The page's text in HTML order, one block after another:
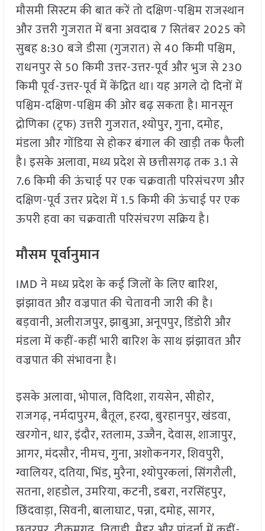
मौसमी सिस्टम की बात करें तो दक्षिण-पश्चिम राजस्थान
और उत्तरी गुजरात में बना अवदाब 7 सितंबर 2025 को
सुबह 8:30 बजे डीसा (गुजरात) से 40 किमी पश्चिम,
राधनपुर से 50 किमी उत्तर-उत्तर-पूर्व और भुज से 230
किमी पूर्व-उत्तर-पूर्व में केंद्रित था। यह अगले दो दिनों में
पश्चिम-दक्षिण-पश्चिम की ओर बढ़ सकता है। मानसून
द्रोणिका (ट्रफ) उत्तरी गुजरात, श्योपुर, गुना, दमोह,
मंडला और गोंडिया से होकर बंगाल की खाड़ी तक फैली
है। इसके अलावा, मध्य प्रदेश से छत्तीसगढ़ तक 3.1 से
7.6 किमी की ऊंचाई पर एक चक्रवाती परिसंचरण और
दक्षिण-पूर्व उत्तर प्रदेश में 1.5 किमी की ऊंचाई पर एक
ऊपरी हवा का चक्रवाती परिसंचरण सक्रिय है।
मौसम पूर्वानुमान
IMD ने मध्य प्रदेश के कई जिलों के लिए बारिश,
झंझावत और वज्रपात की चेतावनी जारी की है।
बड़वानी, अलीराजपुर, झाबुआ, अनूपपुर, डिंडोरी और
मंडला में कहीं-कहीं भारी बारिश के साथ झंझावत और
वज्रपात की संभावना है।
इसके अलावा, भोपाल, विदिशा, रायसेन, सीहोर,
राजगढ़, नर्मदापुरम, बैतूल, हरदा, बुरहानपुर, खंडवा,
खरगोन, धार, इंदौर, रतलाम, उज्जैन, देवास, शाजापुर,
आगर, मंदसौर, नीमच, गुना, अशोकनगर, शिवपुरी,
ग्वालियर, दतिया, भिंड, मुरैना, श्योपुरकलां, सिंगरौली,
सतना, शहडोल, उमरिया, कटनी, डबरा, नरसिंहपुर,
छिंदवाड़ा, सिवनी, बालाघाट, पन्ना, दमोह, सागर,